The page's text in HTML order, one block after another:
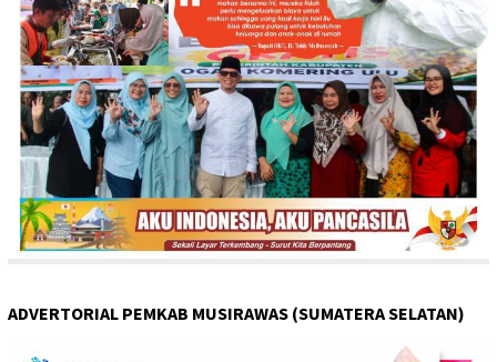
ADVERTORIAL PEMKAB MUSIRAWAS (SUMATERA SELATAN)